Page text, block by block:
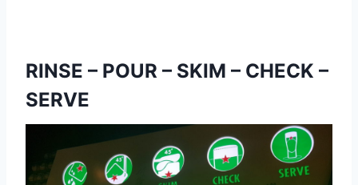
RINSE – POUR – SKIM – CHECK –
SERVE